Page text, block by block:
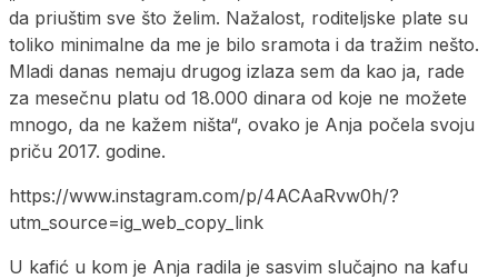
da priuštim sve što želim. Nažalost, roditeljske plate su
toliko minimalne da me je bilo sramota i da tražim nešto.
Mladi danas nemaju drugog izlaza sem da kao ja, rade
za mesečnu platu od 18.000 dinara od koje ne možete
mnogo, da ne kažem ništa“, ovako je Anja počela svoju
priču 2017. godine.
https://www.instagram.com/p/4ACAaRvw0h/?
utm_source=ig_web_copy_link
U kafić u kom je Anja radila je sasvim slučajno na kafu